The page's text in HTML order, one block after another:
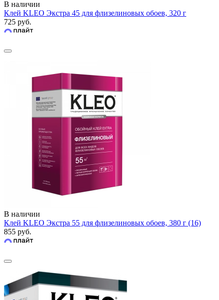
В наличии
Клей KLEO Экстра 45 для флизелиновых обоев, 320 г
725 руб.
В наличии
Клей KLEO Экстра 55 для флизелиновых обоев, 380 г (16)
855 руб.